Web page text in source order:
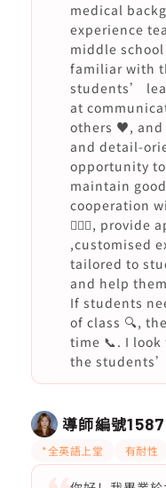
medical
experience
middle
familiar with
students’
at
others ♥️, and
and detail-
opportunity
maintain
cooperation
🙇🏻‍♀️,
,customised
tailored to
and help
If students
of class 🔍,
time 📞. I
the students’
導師編號
*全英語上堂 有耐性